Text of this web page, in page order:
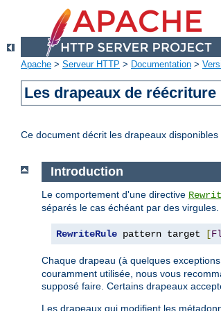
Apache > Serveur HTTP > Documentation >
Les drapeaux de réécriture
Ce document décrit les drapeaux
Introduction
Le comportement d'une directive
séparés le cas échéant par des virgules.
RewriteRule pattern target [
Chaque drapeau (à quelques
couramment utilisée, nous vous
supposé faire. Certains drapeaux
Les drapeaux qui modifient les